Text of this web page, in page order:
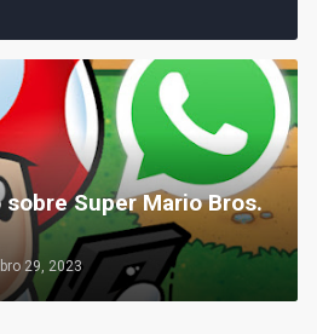
Super Mario Bros.
29, 2023